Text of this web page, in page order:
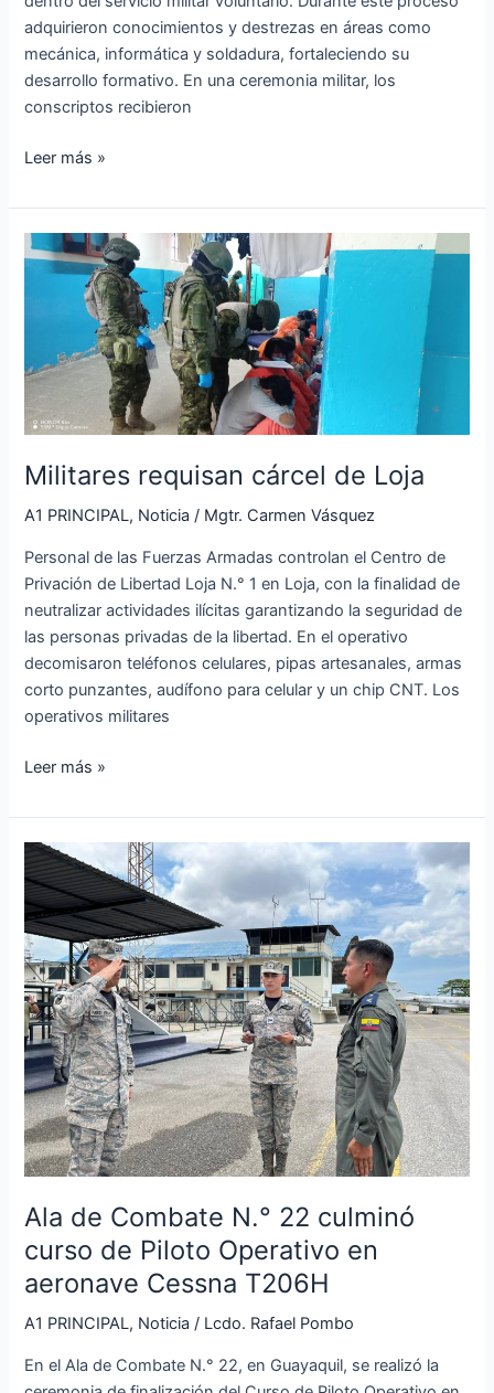
adquirieron conocimientos y destrezas en áreas como
mecánica, informática y soldadura, fortaleciendo su
desarrollo formativo. En una ceremonia militar, los
conscriptos recibieron
Leer más »
Militares requisan cárcel de Loja
A1 PRINCIPAL, Noticia / Mgtr. Carmen Vásquez
Personal de las Fuerzas Armadas controlan el Centro de
Privación de Libertad Loja N.° 1 en Loja, con la finalidad de
neutralizar actividades ilícitas garantizando la seguridad de
las personas privadas de la libertad. En el operativo
decomisaron teléfonos celulares, pipas artesanales, armas
corto punzantes, audífono para celular y un chip CNT. Los
operativos militares
Militares
requisan
Leer más »
Ala de Combate N.° 22 culminó
curso de Piloto Operativo en
aeronave Cessna T206H
A1 PRINCIPAL, Noticia / Lcdo. Rafael Pombo
En el Ala de Combate N.° 22, en Guayaquil, se realizó la
Ala
de
Combate
N.
°
22
culminó
curso
de
Piloto
Operativo
en
aeronave
T206H